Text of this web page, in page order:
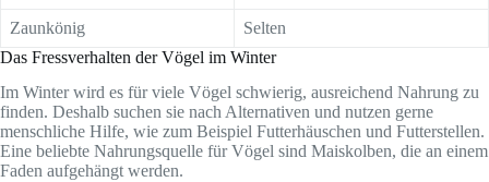
Zaunkönig
Selten
Das Fressverhalten der Vögel im Winter
Im Winter wird es für viele Vögel schwierig, ausreichend Nahrung zu
finden. Deshalb suchen sie nach Alternativen und nutzen gerne
menschliche Hilfe, wie zum Beispiel Futterhäuschen und Futterstellen.
Eine beliebte Nahrungsquelle für Vögel sind Maiskolben, die an einem
Faden aufgehängt werden.